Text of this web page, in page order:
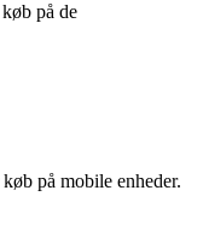
på de
på mobile enheder.